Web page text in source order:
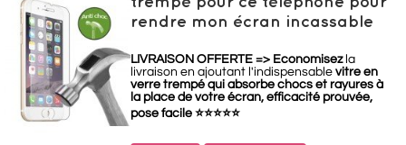
rendre mon écran incassable
LIVRAISON OFFERTE => Economisezla
livraison en ajoutant l'indispensable vitre en
verre trempé qui absorbe chocs et rayures à
la place de votre écran, efficacité prouvée,
pose facile ⭐⭐⭐⭐⭐